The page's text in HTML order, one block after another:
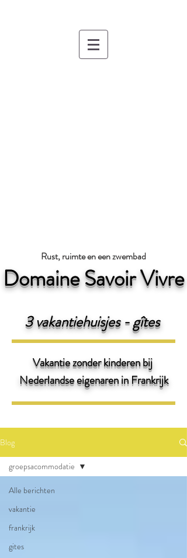
Rust, ruimte en een zwembad
Domaine Savoir Vivre
3 vakantiehuisjes - gîtes
Vakantie zonder kinderen bij
Nederlandse eigenarenin Frankrijk
Blog
Alle berichten
vakantie
frankrijk
gites
groepsacommodatie